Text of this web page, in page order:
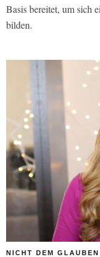
Basis bereitet, um sich
bilden.
NICHT DEM